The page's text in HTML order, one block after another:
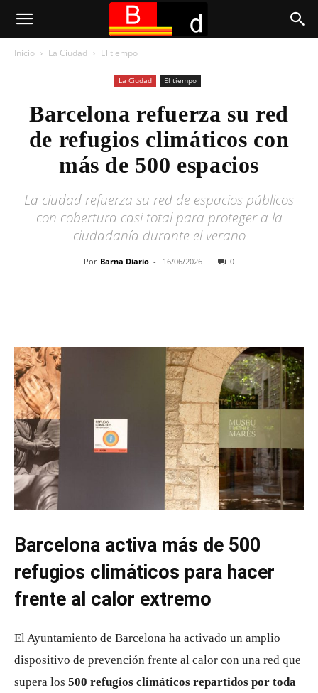
Inicio La Ciudad El tiempo
La Ciudad El tiempo
Barcelona refuerza su red
de refugios climáticos con
más de 500 espacios
La ciudad refuerza su red de espacios públicos
con cobertura casi total para proteger a la
ciudadanía durante el verano
Por Barna Diario - 16/06/2026 0
Barcelona activa más de 500
refugios climáticos para hacer
frente al calor extremo
El Ayuntamiento de Barcelona ha activado un amplio
dispositivo de prevención frente al calor con una red que
supera los 500 refugios climáticos repartidos por toda